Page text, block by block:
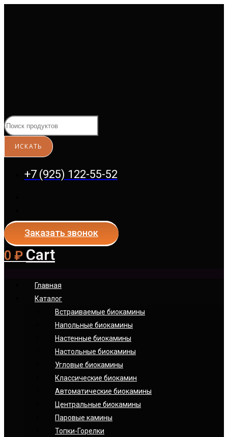
+7 (925) 122-55-52
Заказать звонок
0 ₽ Cart
Главная
Каталог
Встраиваемые биокамины
Напольные биокамины
Настенные биокамины
Настoльные биокамины
Угловые биокамины
Классические биокамин
Автоматические биокамины
Центральные биокамины
Паровые камины
Топки-Горелки